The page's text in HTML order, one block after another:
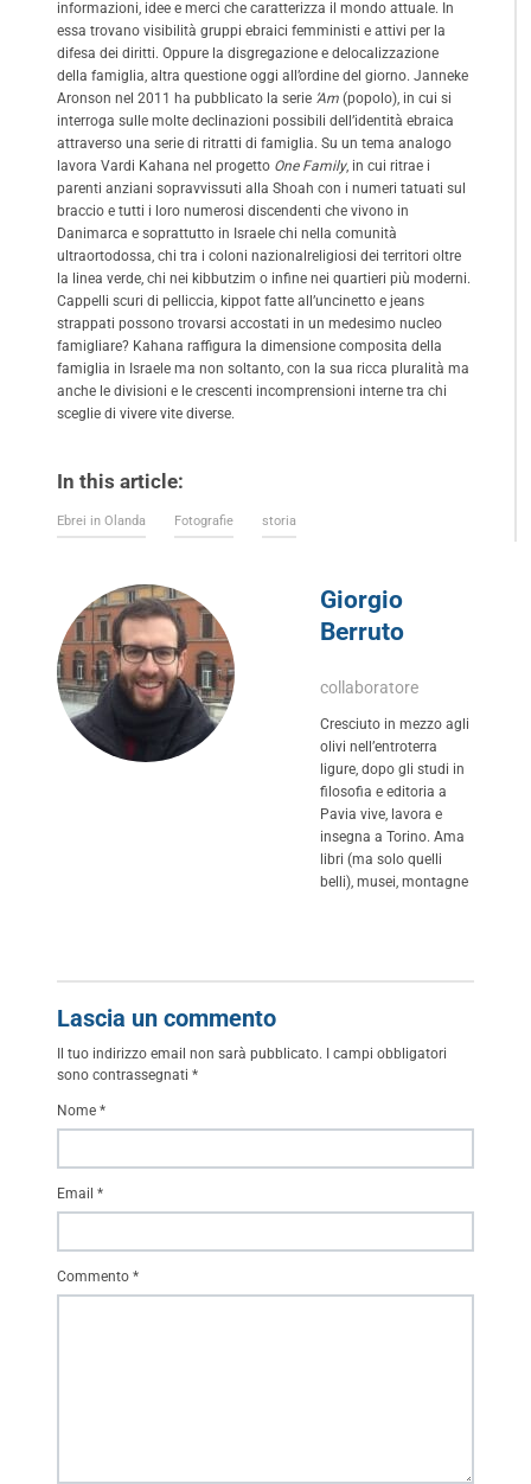
informazioni, idee e merci che caratterizza il mondo attuale. In
essa trovano visibilità gruppi ebraici femministi e attivi per la
difesa dei diritti. Oppure la disgregazione e delocalizzazione
della famiglia, altra questione oggi all’ordine del giorno. Janneke
Aronson nel 2011 ha pubblicato la serie ‘Am (popolo), in cui si
interroga sulle molte declinazioni possibili dell’identità ebraica
attraverso una serie di ritratti di famiglia. Su un tema analogo
lavora Vardi Kahana nel progetto One Family, in cui ritrae i
parenti anziani sopravvissuti alla Shoah con i numeri tatuati sul
braccio e tutti i loro numerosi discendenti che vivono in
Danimarca e soprattutto in Israele chi nella comunità
ultraortodossa, chi tra i coloni nazionalreligiosi dei territori oltre
la linea verde, chi nei kibbutzim o infine nei quartieri più moderni.
Cappelli scuri di pelliccia, kippot fatte all’uncinetto e jeans
strappati possono trovarsi accostati in un medesimo nucleo
famigliare? Kahana raffigura la dimensione composita della
famiglia in Israele ma non soltanto, con la sua ricca pluralità ma
anche le divisioni e le crescenti incomprensioni interne tra chi
sceglie di vivere vite diverse.
In this article:
Ebrei in Olanda Fotografie storia
Giorgio
Berruto
collaboratore
Cresciuto in mezzo agli
olivi nell’entroterra
ligure, dopo gli studi in
filosofia e editoria a
Pavia vive, lavora e
insegna a Torino. Ama
libri (ma solo quelli
belli), musei, montagne
Lascia un commento
Il tuo indirizzo email non sarà pubblicato.
I campi obbligatori
sono contrassegnati *
Commento *
Nome *
Email *